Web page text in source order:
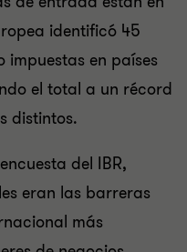
identificó 45
en países
el total a un récord
distintos.
del IBR,
eran las barreras
más